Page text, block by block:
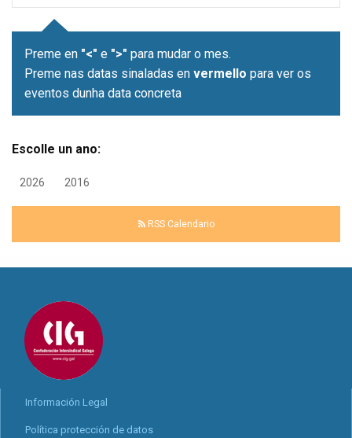
Preme en "<" e ">" para mudar o mes.
Preme nas datas sinaladas en vermello para ver os
eventos dunha data concreta
Escolle un ano:
2026 2016
RSS Calendario
Información Legal
Política protección de datos